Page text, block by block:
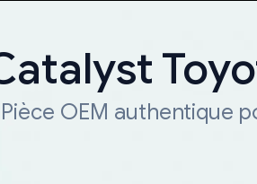
OEM authentique